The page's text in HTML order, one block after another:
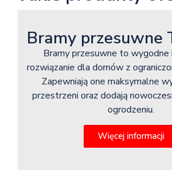
Bramy przesuwne
Bramy przesuwne to wygodne
rozwiązanie dla domów z
Zapewniają one maksymalne
przestrzeni oraz dodają
ogrodzeniu.
Więcej informacji